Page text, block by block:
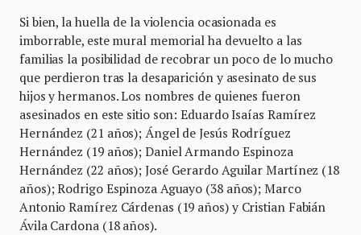
Si bien, la huella de la violencia ocasionada es
imborrable, este mural memorial ha devuelto a las
familias la posibilidad de recobrar un poco de lo mucho
que perdieron tras la desaparición y asesinato de sus
hijos y hermanos. Los nombres de quienes fueron
asesinados en este sitio son: Eduardo Isaías Ramírez
Hernández (21 años); Ángel de Jesús Rodríguez
Hernández (19 años); Daniel Armando Espinoza
Hernández (22 años); José Gerardo Aguilar Martínez (18
años); Rodrigo Espinoza Aguayo (38 años); Marco
Antonio Ramírez Cárdenas (19 años) y Cristian Fabián
Ávila Cardona (18 años).